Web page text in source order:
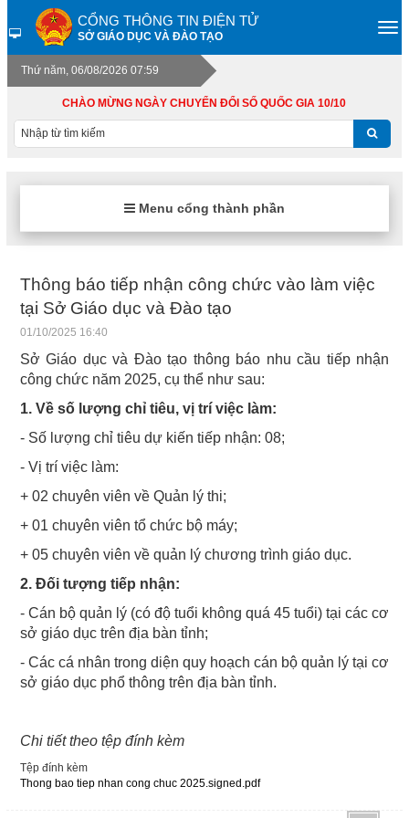
CỔNG THÔNG TIN ĐIỆN TỬ
SỞ GIÁO DỤC VÀ ĐÀO TẠO
Thứ năm, 06/08/2026 07:59
CHÀO MỪNG NGÀY CHUYỂN ĐỔI SỐ QUỐC GIA 10/10
Menu cổng thành phần
Thông báo tiếp nhận công chức vào làm việc
tại Sở Giáo dục và Đào tạo
01/10/2025 16:40
Sở Giáo dục và Đào tạo thông báo nhu cầu tiếp nhận
công chức năm 2025, cụ thể như sau:
1. Về số lượng chỉ tiêu, vị trí việc làm:
- Số lượng chỉ tiêu dự kiến tiếp nhận: 08;
- Vị trí việc làm:
+ 02 chuyên viên về Quản lý thi;
+ 01 chuyên viên tổ chức bộ máy;
+ 05 chuyên viên về quản lý chương trình giáo dục.
2. Đối tượng tiếp nhận:
- Cán bộ quản lý (có độ tuổi không quá 45 tuổi) tại các cơ
sở giáo dục trên địa bàn tỉnh;
- Các cá nhân trong diện quy hoạch cán bộ quản lý tại cơ
sở giáo dục phổ thông trên địa bàn tỉnh.
Chi tiết theo tệp đính kèm
Tệp đính kèm
Thong bao tiep nhan cong chuc 2025.signed.pdf